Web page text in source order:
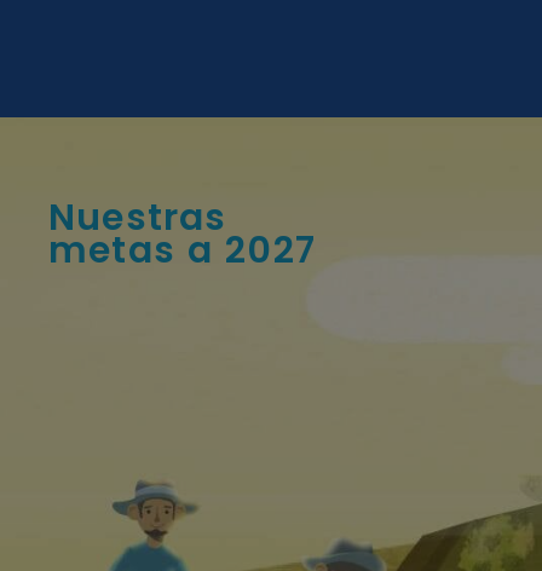
Nuestras
metas a 2027